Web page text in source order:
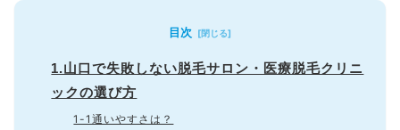
目次
1.山口で失敗しない脱毛サロン・医療脱毛クリニ
ックの選び方
1-1通いやすさは？